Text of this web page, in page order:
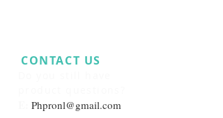
CONTACT US
Phpronl@gmail.com